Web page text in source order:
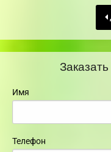
Имя
Телефон